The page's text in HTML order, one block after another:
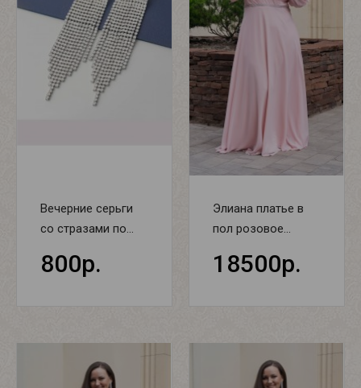
Вечерние серьги
со стразами по...
800р.
Элиана платье в
пол розовое...
18500р.